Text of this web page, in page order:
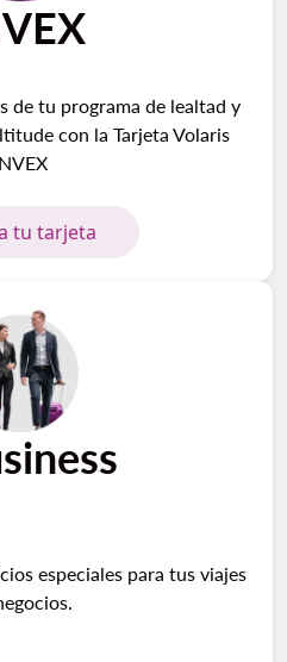
de tu programa de lealtad y
con la Tarjeta Volaris
tu tarjeta
especiales para tus viajes